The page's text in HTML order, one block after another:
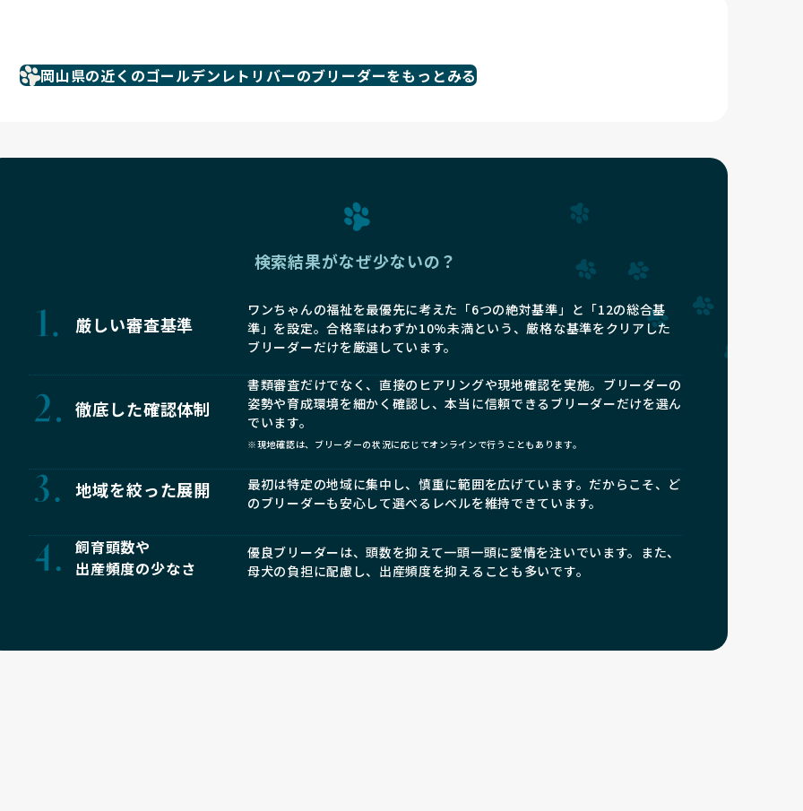
岡山県の近くのゴールデンレトリバーのブリーダーをもっとみる
検索結果がなぜ少ないの？
厳しい審査基準
ワンちゃんの福祉を最優先に考えた「6つの絶対基準」と「12の総合基
準」を設定。合格率はわずか10%未満という、厳格な基準をクリアした
ブリーダーだけを厳選しています。
徹底した確認体制
書類審査だけでなく、直接のヒアリングや現地確認を実施。ブリーダーの
姿勢や育成環境を細かく確認し、本当に信頼できるブリーダーだけを選ん
でいます。
※現地確認は、ブリーダーの状況に応じてオンラインで行うこともあります。
地域を絞った展開
最初は特定の地域に集中し、慎重に範囲を広げています。だからこそ、ど
のブリーダーも安心して選べるレベルを維持できています。
飼育頭数や
出産頻度の少なさ
優良ブリーダーは、頭数を抑えて一頭一頭に愛情を注いでいます。また、
母犬の負担に配慮し、出産頻度を抑えることも多いです。